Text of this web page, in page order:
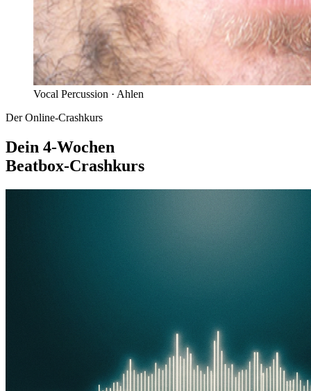
Vocal Percussion · Ahlen
Der Online-Crashkurs
Dein 4-Wochen
Beatbox-Crashkurs